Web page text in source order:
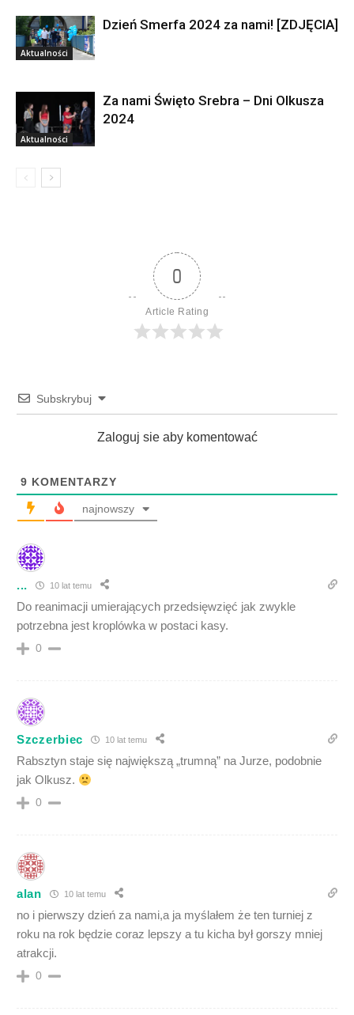
Aktualności
Dzień Smerfa 2024 za nami! [ZDJĘCIA]
Aktualności
Za nami Święto Srebra – Dni Olkusza
2024
0
Article Rating
Subskrybuj
Zaloguj sie aby komentować
9 KOMENTARZY
najnowszy
... 10 lat temu
Do reanimacji umierających przedsięwzięć jak zwykle
potrzebna jest kroplówka w postaci kasy.
0
Szczerbiec 10 lat temu
Rabsztyn staje się największą „trumną” na Jurze, podobnie
jak Olkusz.
0
alan 10 lat temu
no i pierwszy dzień za nami,a ja myślałem że ten turniej z
roku na rok będzie coraz lepszy a tu kicha był gorszy mniej
atrakcji.
0